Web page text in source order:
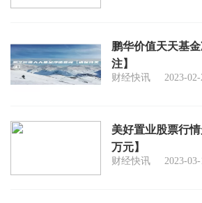
鹏华价值天天基
注】
财经快讯 2023-
美好置业股票行
万元】
财经快讯 2023-03-